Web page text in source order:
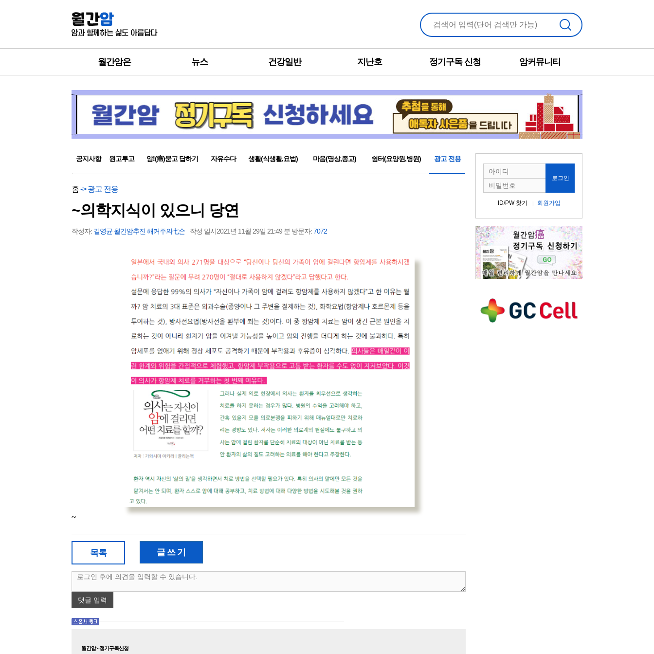
검색
월간암은 뉴스 건강일반 지난호 정기구독 신청 암커뮤니티
공지사항 원고투고 암!(癌)묻고 답하기 자유수다 생활(식생활,요법) 마음(명상,종교) 쉼터(요양원,병원) 광고 전용
홈-> 광고 전용
~의학지식이 있으니 당연
작성자: 길영균 월간암추진 해커주의七손 작성 일시2021년 11월 29일 21:49 분 방문자:7072
~
목록 글 쓰 기
댓글 입력
월간암 - 정기구독신청
로그인
ID/PW 찾기 회원가입